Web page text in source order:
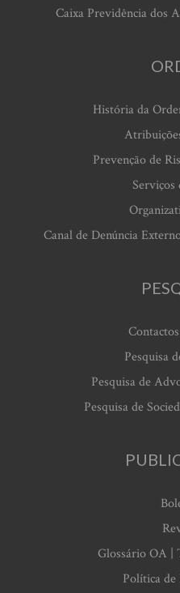
Caixa Previdência dos
História da
Prevenção de
Serviços
Canal de Denúncia
Pesquisa
Pesquisa de
Pesquisa de
Glossário OA |
Política